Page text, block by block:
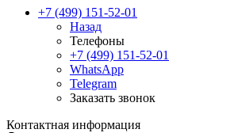
+7 (499) 151-52-01
Назад
Телефоны
+7 (499) 151-52-01
WhatsApp
Telegram
Заказать звонок
Контактная информация